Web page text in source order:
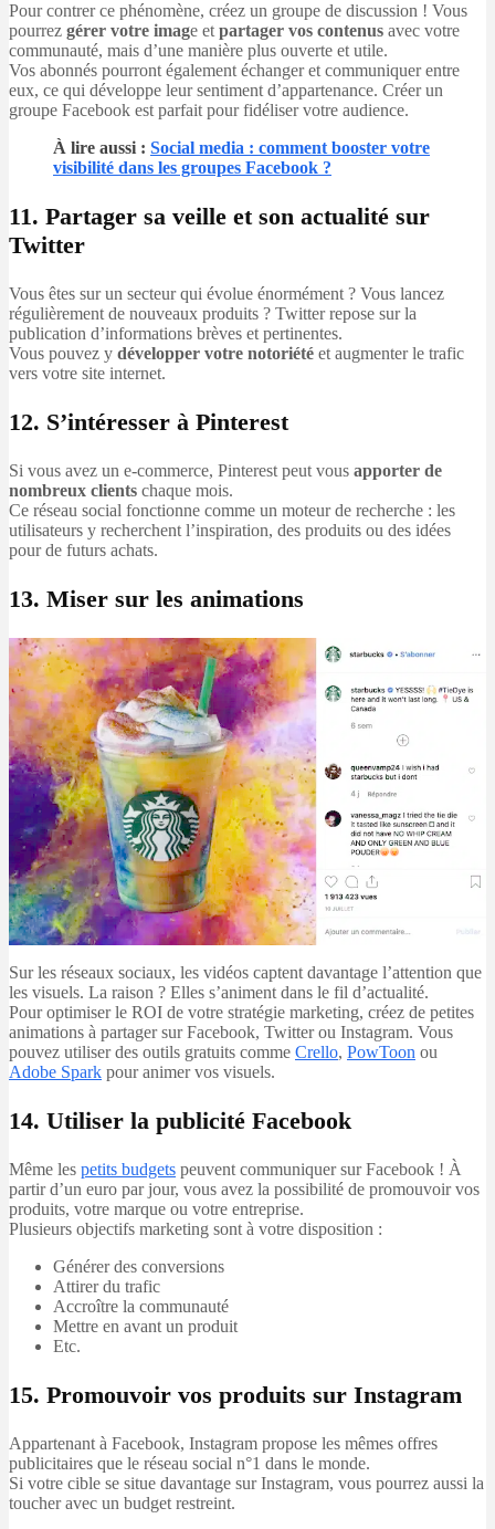
Pour contrer ce phénomène, créez un groupe de discussion ! Vous
pourrez gérer votre image et partager vos contenus avec votre
communauté, mais d’une manière plus ouverte et utile.
Vos abonnés pourront également échanger et communiquer entre
eux, ce qui développe leur sentiment d’appartenance. Créer un
groupe Facebook est parfait pour fidéliser votre audience.
À lire aussi : Social media : comment booster votre
visibilité dans les groupes Facebook ?
11. Partager sa veille et son actualité sur
Twitter
Vous êtes sur un secteur qui évolue énormément ? Vous lancez
régulièrement de nouveaux produits ? Twitter repose sur la
publication d’informations brèves et pertinentes.
Vous pouvez y développer votre notoriété et augmenter le trafic
vers votre site internet.
12. S’intéresser à Pinterest
Si vous avez un e-commerce, Pinterest peut vous apporter de
nombreux clients chaque mois.
Ce réseau social fonctionne comme un moteur de recherche : les
utilisateurs y recherchent l’inspiration, des produits ou des idées
pour de futurs achats.
13. Miser sur les animations
Sur les réseaux sociaux, les vidéos captent davantage l’attention que
les visuels. La raison ? Elles s’animent dans le fil d’actualité.
Pour optimiser le ROI de votre stratégie marketing, créez de petites
animations à partager sur Facebook, Twitter ou Instagram. Vous
pouvez utiliser des outils gratuits comme Crello, PowToon ou
Adobe Spark pour animer vos visuels.
14. Utiliser la publicité Facebook
Même les petits budgets peuvent communiquer sur Facebook ! À
partir d’un euro par jour, vous avez la possibilité de promouvoir vos
produits, votre marque ou votre entreprise.
Plusieurs objectifs marketing sont à votre disposition :
Générer des conversions
Attirer du trafic
Accroître la communauté
Mettre en avant un produit
Etc.
15. Promouvoir vos produits sur Instagram
Appartenant à Facebook, Instagram propose les mêmes offres
publicitaires que le réseau social n°1 dans le monde.
Si votre cible se situe davantage sur Instagram, vous pourrez aussi la
toucher avec un budget restreint.